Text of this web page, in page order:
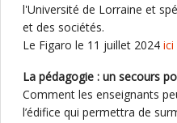
l'Université de Lorraine et
et des sociétés.
Le Figaro le 11 juillet 2024 ici
La pédagogie : un secours
Comment les enseignants
l’édifice qui permettra de